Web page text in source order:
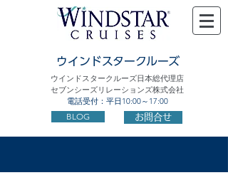
ウインドスタークルーズ
ウインドスタークルーズ日本総代理店
セブンシーズリレーションズ株式会社
電話受付：平日10:00～17:00
BLOG お問合せ